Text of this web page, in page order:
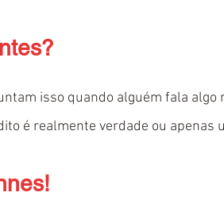
isso quando alguém fala
é realmente verdade ou apenas